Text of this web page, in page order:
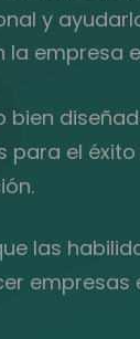
y
empresa
bien
el
las
empresas